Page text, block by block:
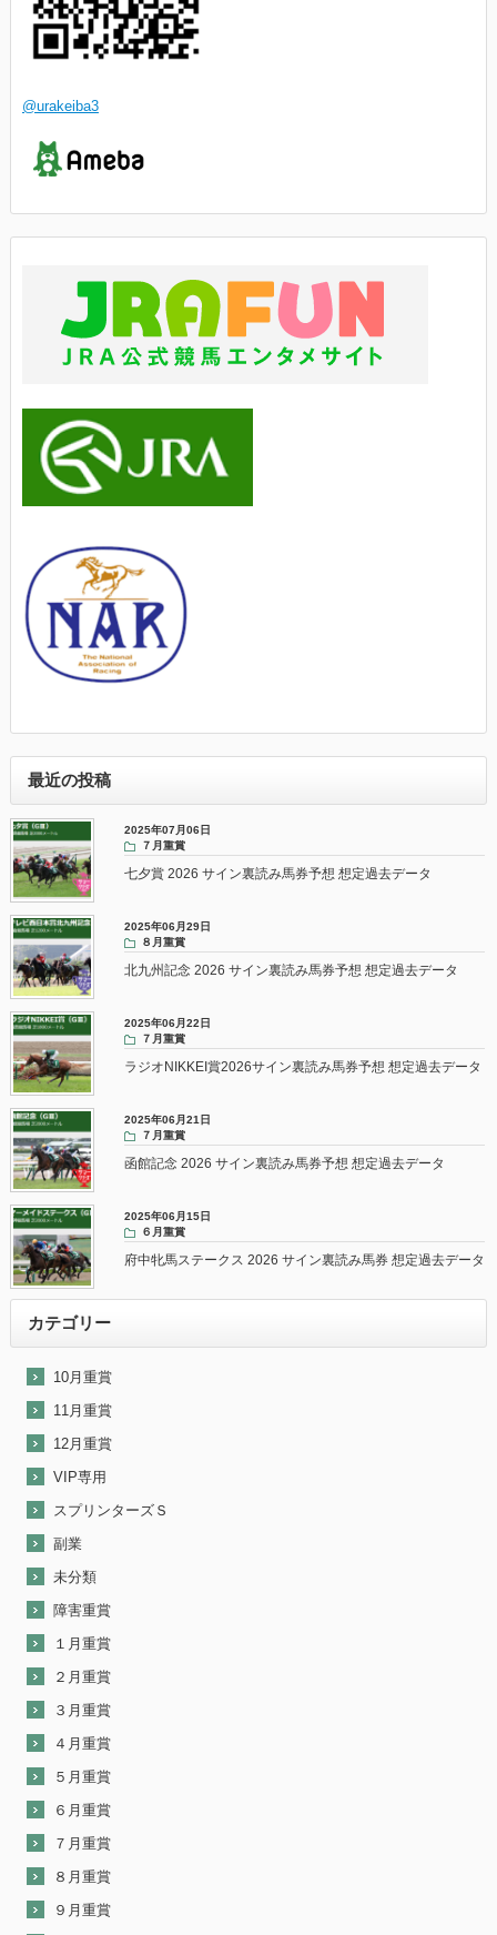
@urakeiba3
最近の投稿
2025年07月06日
７月重賞
七夕賞 2026 サイン裏読み馬券予想 想定過去データ
2025年06月29日
８月重賞
北九州記念 2026 サイン裏読み馬券予想 想定過去データ
2025年06月22日
７月重賞
ラジオNIKKEI賞2026サイン裏読み馬券予想 想定過去データ
2025年06月21日
７月重賞
函館記念 2026 サイン裏読み馬券予想 想定過去データ
2025年06月15日
６月重賞
府中牝馬ステークス 2026 サイン裏読み馬券 想定過去データ
カテゴリー
10月重賞
11月重賞
12月重賞
VIP専用
スプリンターズＳ
副業
未分類
障害重賞
１月重賞
２月重賞
３月重賞
４月重賞
５月重賞
６月重賞
７月重賞
８月重賞
９月重賞